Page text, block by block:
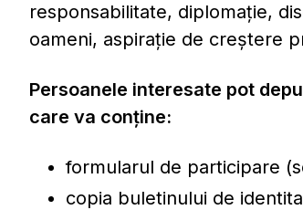
responsabilitate, diplomaţie,
oameni, aspiraţie de creştere
Persoanele interesate pot
care va conţine:
formularul de participare
copia buletinului de